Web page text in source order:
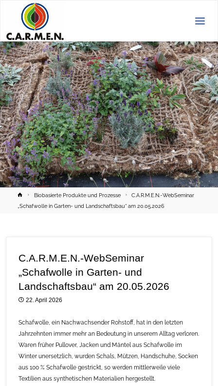
HomeBiobasierte Produkte und Prozesse
C.A.R.M.E.N.-WebSeminar
„Schafwolle in Garten- und Landschaftsbau“ am 20.05.2026
C.A.R.M.E.N.-WebSeminar
„Schafwolle in Garten- und
Landschaftsbau“ am 20.05.2026
22. April 2026
Schafwolle, ein Nachwachsender Rohstoff, hat in den letzten
Jahrzehnten immer mehr an Bedeutung in unserem Alltag verloren.
Waren früher Pullover, Jacken und Mäntel aus Schafwolle im
Winter unersetzlich, wurden Schals, Mützen, Handschuhe, Socken
aus 100 % Schafwolle gestrickt, so werden mittlerweile viele
Textilien aus synthetischen Materialien hergestellt.